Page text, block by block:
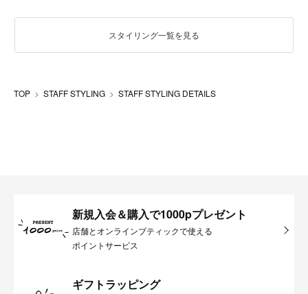
スタイリング一覧を見る
TOP STAFF STYLING STAFF STYLING DETAILS
新規入会＆購入で1000pプレゼント
店舗とオンラインブティックで使える
ポイントサービス
ギフトラッピング